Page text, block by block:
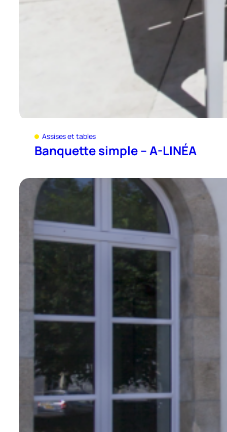
Assises et tables
Banquette simple – A-LINÉA